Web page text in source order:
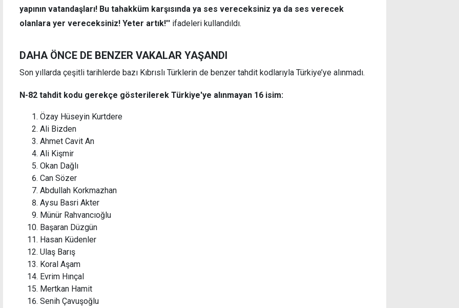
yapının vatandaşları! Bu tahakküm karşısında ya ses vereceksiniz ya da ses verecek
olanlara yer vereceksiniz! Yeter artık!'' ifadeleri kullandıldı.
DAHA ÖNCE DE BENZER VAKALAR YAŞANDI
Son yıllarda çeşitli tarihlerde bazı Kıbrıslı Türklerin de benzer tahdit kodlarıyla Türkiye’ye alınmadı.
N-82 tahdit kodu gerekçe gösterilerek Türkiye'ye alınmayan 16 isim:
Özay Hüseyin Kurtdere
Ali Bizden
Ahmet Cavit An
Ali Kişmir
Okan Dağlı
Can Sözer
Abdullah Korkmazhan
Aysu Basri Akter
Münür Rahvancıoğlu
Başaran Düzgün
Hasan Küdenler
Ulaş Barış
Koral Aşam
Evrim Hınçal
Mertkan Hamit
Senih Çavuşoğlu